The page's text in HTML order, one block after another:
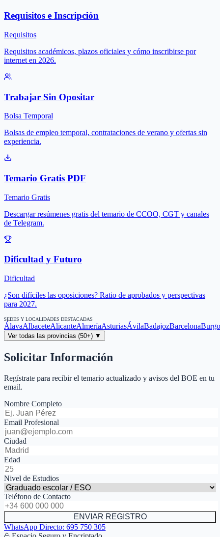
Requisitos e Inscripción
Requisitos
Requisitos académicos, plazos oficiales y cómo inscribirse por
internet en 2026.
Trabajar Sin Opositar
Bolsa Temporal
Bolsas de empleo temporal, contrataciones de verano y ofertas sin
experiencia.
Temario Gratis PDF
Temario Gratis
Descargar resúmenes gratis del temario de CCOO, CGT y canales
de Telegram.
Dificultad y Futuro
Dificultad
¿Son difíciles las oposiciones? Ratio de aprobados y perspectivas
para 2027.
SEDES Y LOCALIDADES DESTACADAS
ÁlavaAlbaceteAlicanteAlmeríaAsturiasÁvilaBadajozBarcelona
Ver todas las provincias (50+) ▼
Solicitar Información
Regístrate para recibir el temario actualizado y avisos del BOE en tu
email.
Nombre Completo
Email Profesional
Ciudad
Edad
Nivel de Estudios
Teléfono de Contacto
ENVIAR REGISTRO
WhatsApp Directo: 695 750 305